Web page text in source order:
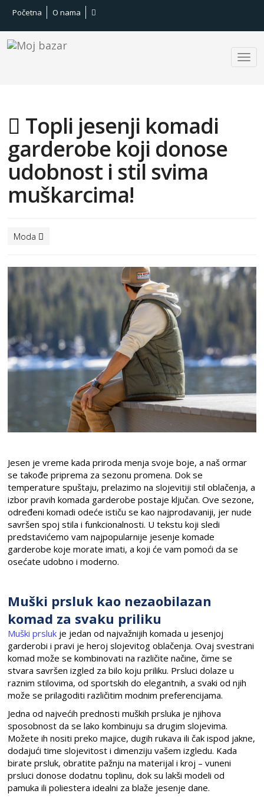
Početna O nama
Topli jesenji komadi
garderobe koji donose
udobnost i stil svima
muškarcima!
Moda
Jesen je vreme kada priroda menja svoje boje, a naš ormar
se takođe priprema za sezonu promena. Dok se
temperature spuštaju, prelazimo na slojevitiji stil oblačenja, a
izbor pravih komada garderobe postaje ključan. Ove sezone,
određeni komadi odeće ističu se kao najprodavaniji, jer nude
savršen spoj stila i funkcionalnosti. U tekstu koji sledi
predstavićemo vam najpopularnije jesenje komade
garderobe koje morate imati, a koji će vam pomoći da se
osećate udobno i moderno.
Muški prsluk kao nezaobilazan
komad za svaku priliku
Muški prsluk je jedan od najvažnijih komada u jesenjoj
garderobi i pravi je heroj slojevitog oblačenja. Ovaj svestrani
komad može se kombinovati na različite načine, čime se
stvara savršen izgled za bilo koju priliku. Prsluci dolaze u
raznim stilovima, od sportskih do elegantnih, a svaki od njih
može se prilagoditi različitim modnim preferencijama.
Jedna od najvećih prednosti muških prsluka je njihova
sposobnost da se lako kombinuju sa drugim slojevima.
Možete ih nositi preko majice, dugih rukava ili čak ispod jakne,
dodajući time slojevitost i dimenziju vašem izgledu. Kada
birate prsluk, obratite pažnju na materijal i kroj – vuneni
prsluci donose dodatnu toplinu, dok su lakši modeli od
pamuka ili poliestera idealni za blaže jesenje dane.